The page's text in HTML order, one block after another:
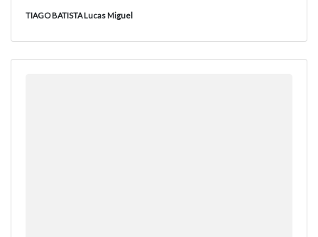
TIAGO BATISTA Lucas Miguel